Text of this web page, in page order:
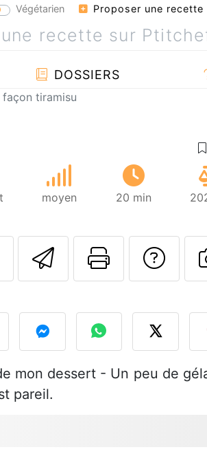
Végétarien Proposer une recette
DOSSIERS
tiramisu
moyen 20 min
Envoyer
mon dessert - Un peu de
pareil.